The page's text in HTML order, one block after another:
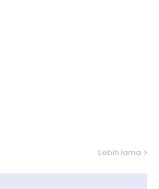
Lebih lama